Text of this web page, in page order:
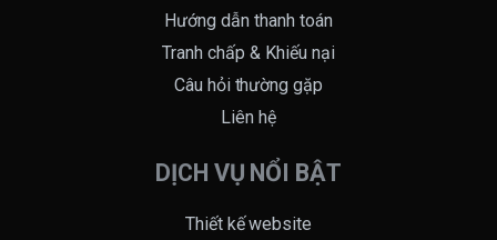
Hướng dẫn thanh toán
Tranh chấp & Khiếu nại
Câu hỏi thường gặp
Liên hệ
DỊCH VỤ NỔI BẬT
Thiết kế website